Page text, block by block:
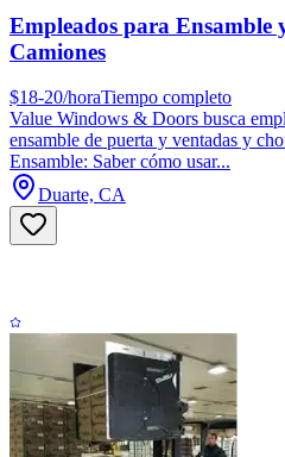
Empleados para Ensamble
Camiones
$18-20/horaTiempo completo
Value Windows & Doors busca
ensamble de puerta y ventadas y
Ensamble: Saber cómo usar...
Duarte, CA